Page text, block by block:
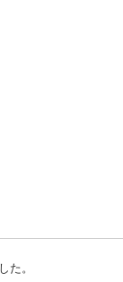
た。